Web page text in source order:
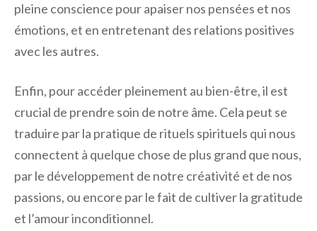
pleine conscience pour apaiser nos pensées et nos
émotions, et en entretenant des relations positives
avec les autres.
Enfin, pour accéder pleinement au bien-être, il est
crucial de prendre soin de notre âme. Cela peut se
traduire par la pratique de rituels spirituels qui nous
connectent à quelque chose de plus grand que nous,
par le développement de notre créativité et de nos
passions, ou encore par le fait de cultiver la gratitude
et l’amour inconditionnel.